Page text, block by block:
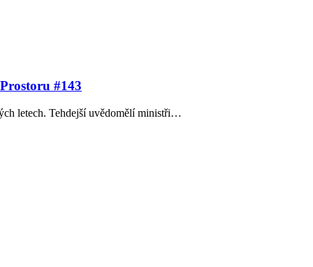
#143
letech. Tehdejší uvědomělí ministři…